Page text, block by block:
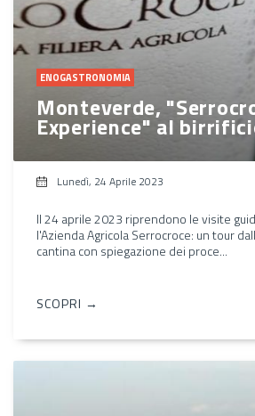
ENOGASTRONOMIA
Monteverde,
Experience" al
Lunedì, 24 Aprile 2023
Il 24 aprile 2023 riprendono le visite
l'Azienda Agricola Serrocroce: un tour
cantina con spiegazione dei proce...
SCOPRI →